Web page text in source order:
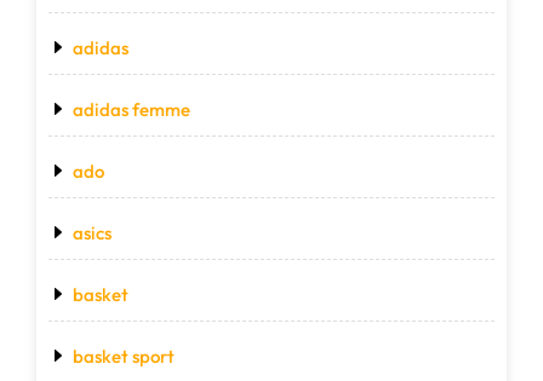
adidas
adidas femme
ado
asics
basket
basket sport